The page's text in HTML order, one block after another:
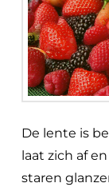
De lente is
laat zich af
staren